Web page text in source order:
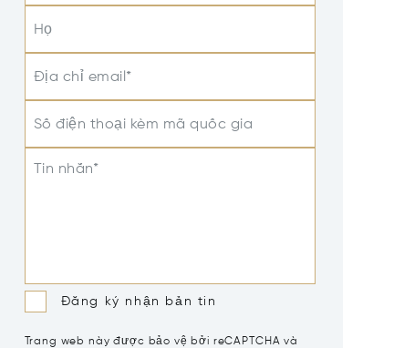
Họ
Địa chỉ email*
Số điện thoại kèm mã quốc gia
Tin nhắn*
Đăng ký nhận bản tin
Trang web này được bảo vệ bởi reCAPTCHA và